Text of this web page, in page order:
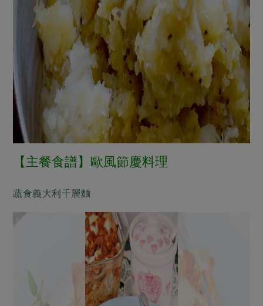
【主餐食譜】歐風節慶料理
蔬食義大利千層麵